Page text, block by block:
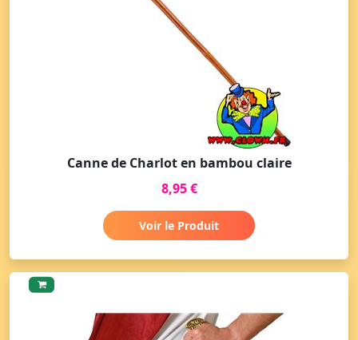
Canne de Charlot en bambou claire
8,95 €
Voir le Produit